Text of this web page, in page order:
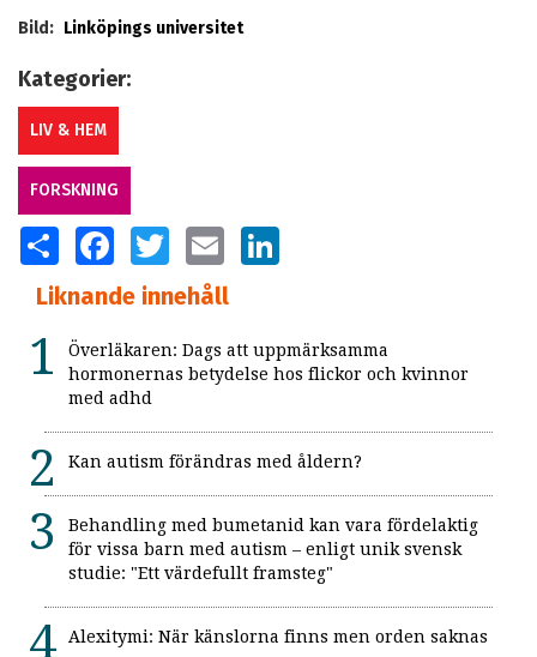
Bild: Linköpings universitet
Kategorier:
LIV & HEM
FORSKNING
SHARE FACEBOOKTWITTER EMAIL
Liknande innehåll
Överläkaren: Dags att uppmärksamma
hormonernas betydelse hos flickor och kvinnor
med adhd
Kan autism förändras med åldern?
Behandling med bumetanid kan vara fördelaktig
för vissa barn med autism – enligt unik svensk
studie: "Ett värdefullt framsteg"
Alexitymi: När känslorna finns men orden saknas